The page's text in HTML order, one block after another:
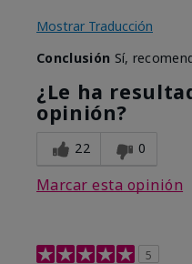
Mostrar Traducción
Conclusión Sí,
¿Le ha
opinión?
22 0
Marcar esta opinión
5